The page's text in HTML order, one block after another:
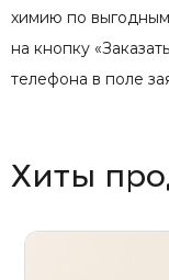
химию по
на кнопку
телефона в поле
Хиты